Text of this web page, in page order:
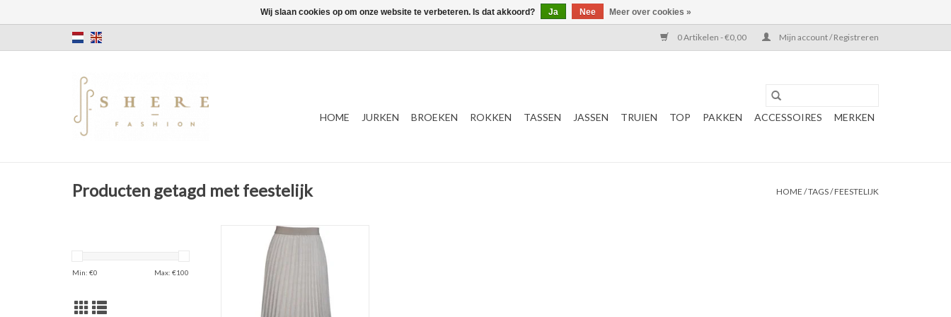
0 Artikelen - €0,00 Mijn account / Registreren
HOME JURKEN BROEKEN ROKKEN TASSEN JASSEN TRUIEN TOP PAKKEN ACCESSOIRES MERKEN
Producten getagd met feestelijk HOME /TAGS/FEESTELIJK
Min: €0 Max: €100
Plissérok
Color: Wet sand mix
Wij slaan cookies op om onze website te verbeteren. Is dat akkoord? Ja Nee Meer over cookies »